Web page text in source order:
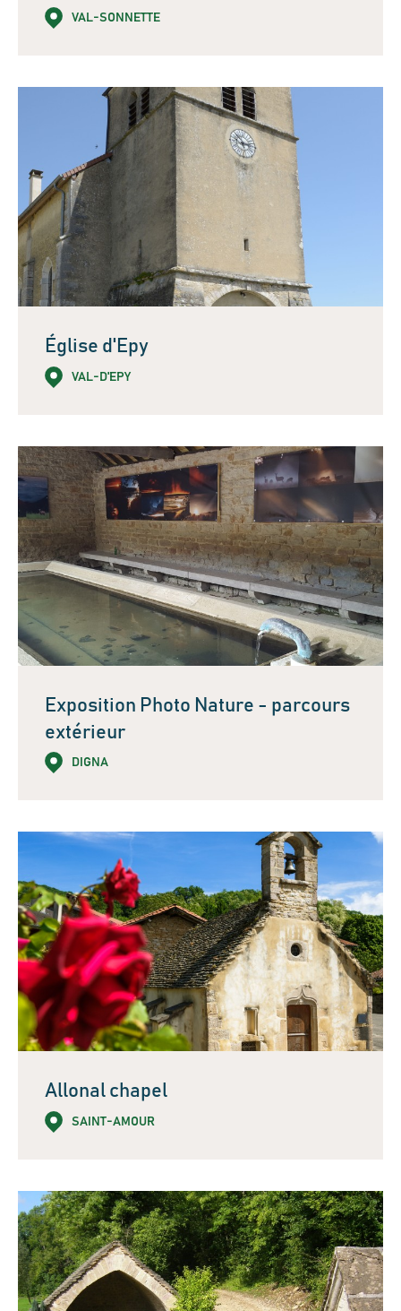
VAL-SONNETTE
Église d'Epy
VAL-D'EPY
Exposition Photo Nature - parcours
extérieur
DIGNA
Allonal chapel
SAINT-AMOUR